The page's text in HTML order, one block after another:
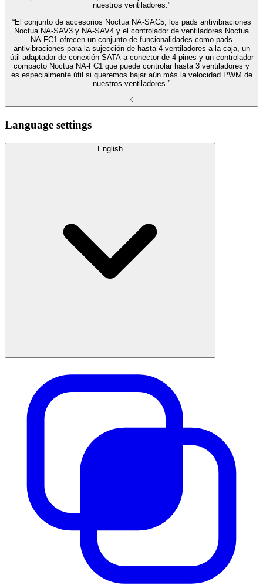
nuestros ventiladores.”
“El conjunto de accesorios Noctua NA-SAC5, los pads antivibraciones
Noctua NA-SAV3 y NA-SAV4 y el controlador de ventiladores Noctua
NA-FC1 ofrecen un conjunto de funcionalidades como pads
antivibraciones para la sujección de hasta 4 ventiladores a la caja, un
útil adaptador de conexión SATA a conector de 4 pines y un controlador
compacto Noctua NA-FC1 que puede controlar hasta 3 ventiladores y
es especialmente útil si queremos bajar aún más la velocidad PWM de
nuestros ventiladores.”
Language settings
English